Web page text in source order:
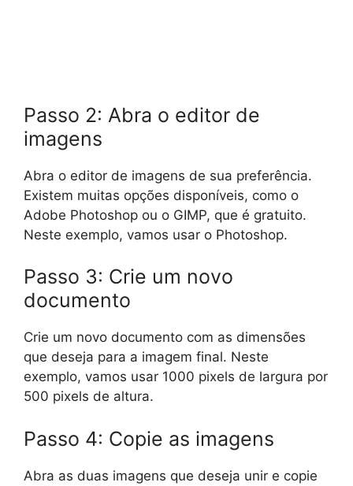
Passo 2: Abra o editor de
imagens
Abra o editor de imagens de sua preferência.
Existem muitas opções disponíveis, como o
Adobe Photoshop ou o GIMP, que é gratuito.
Neste exemplo, vamos usar o Photoshop.
Passo 3: Crie um novo
documento
Crie um novo documento com as dimensões
que deseja para a imagem final. Neste
exemplo, vamos usar 1000 pixels de largura por
500 pixels de altura.
Passo 4: Copie as imagens
Abra as duas imagens que deseja unir e copie